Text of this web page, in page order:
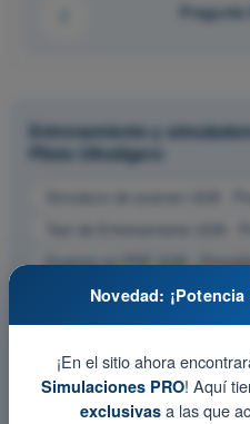
Entrenamiento y
Piloto Ultraligero
Simulacro de examen ULM -
Test de Entrenamiento ULM -
Examen en PDF ULM -
Novedad:
¡En el sitio ahora
Simulaciones PRO! Aquí
exclusivasa las que